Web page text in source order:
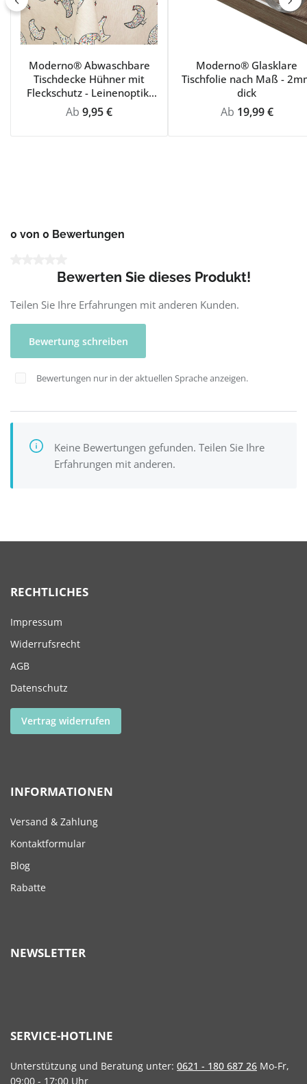
Moderno® Abwaschbare
Tischdecke Hühner mit
Fleckschutz - Leinenoptik,
Beige mit bunten Hühnern
Regulärer Preis:
Ab 9,95 €
Moderno® Glasklare
Tischfolie nach Maß -
dick
Regulärer Preis:
Ab 19,99 €
0 von 0 Bewertungen
Bewerten Sie dieses Produkt!
Teilen Sie Ihre Erfahrungen mit anderen Kunden.
Bewertung schreiben
Bewertungen nur in der aktuellen Sprache anzeigen.
Keine Bewertungen gefunden. Teilen Sie Ihre
Erfahrungen mit anderen.
RECHTLICHES
Impressum
Widerrufsrecht
AGB
Datenschutz
Vertrag widerrufen
INFORMATIONEN
Versand & Zahlung
Kontaktformular
Blog
Rabatte
NEWSLETTER
SERVICE-HOTLINE
Unterstützung und Beratung unter: 0621 - 180 687 26 Mo-Fr,
09:00 - 17:00 Uhr